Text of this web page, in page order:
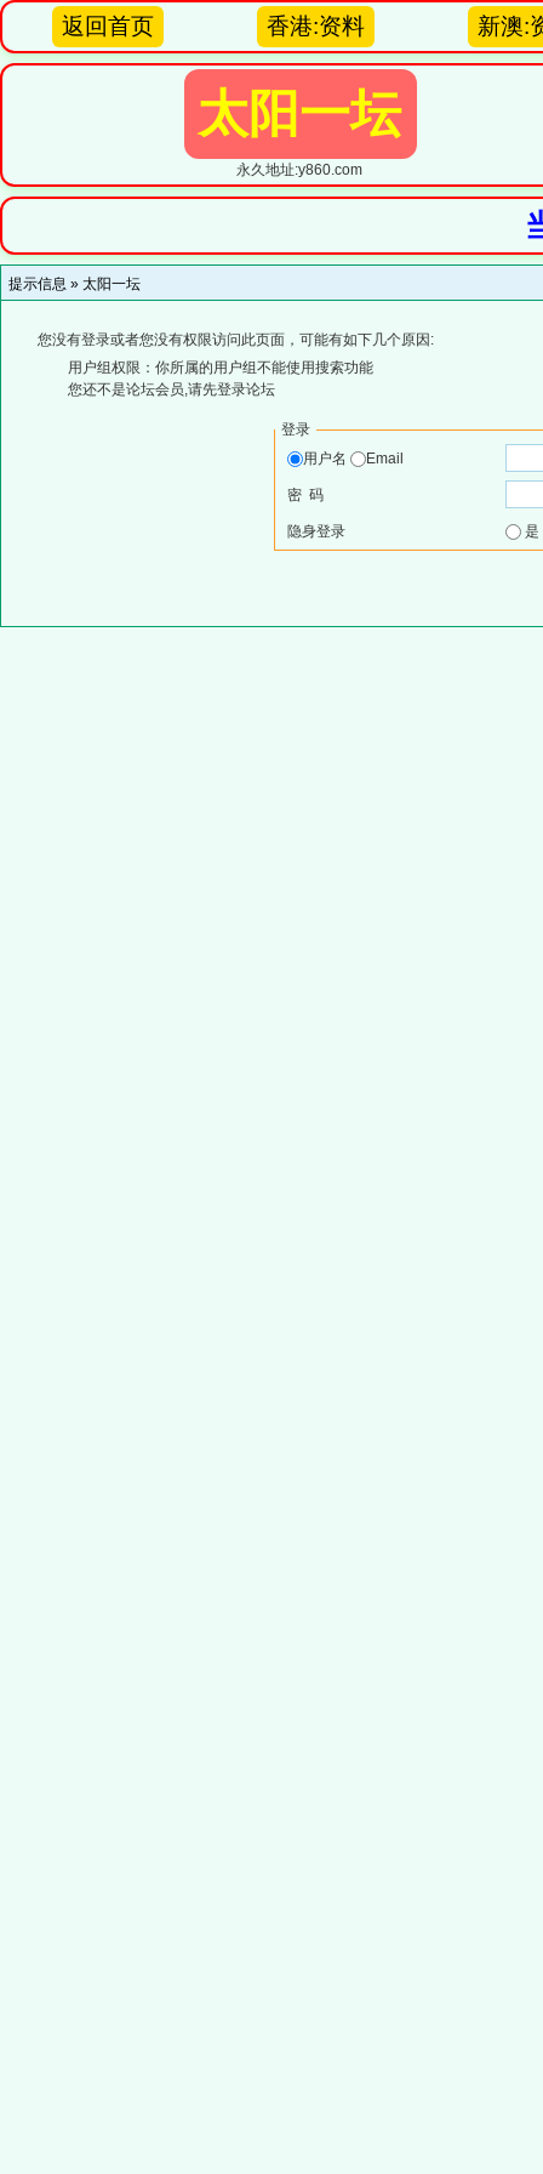
返回首页 香港:资料 新澳:
太阳一坛
永久地址:y860.com
提示信息 » 太阳一坛
您没有登录或者您没有权限访问此页面，可能有如下几个原因:
用户组权限：你所属的用户组不能使用搜索功能
您还不是论坛会员,请先登录论坛
登录
用户名
Email
密 码
隐身登录